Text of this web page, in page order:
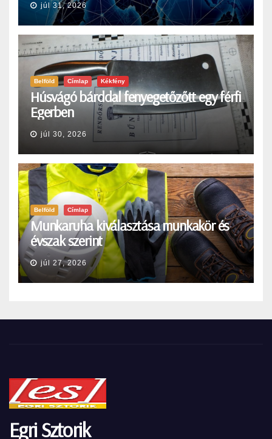
júl 31, 2026
Belföld Címlap Kékfény
Húsvágó bárddal fenyegetőzőtt egy férfi
Egerben
júl 30, 2026
Belföld Címlap
Munkaruha kiválasztása munkakör és
évszak szerint
júl 27, 2026
Egri Sztorik